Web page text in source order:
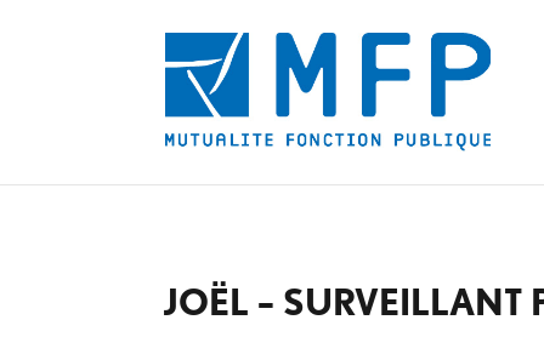
JOËL – SURVEILLANT